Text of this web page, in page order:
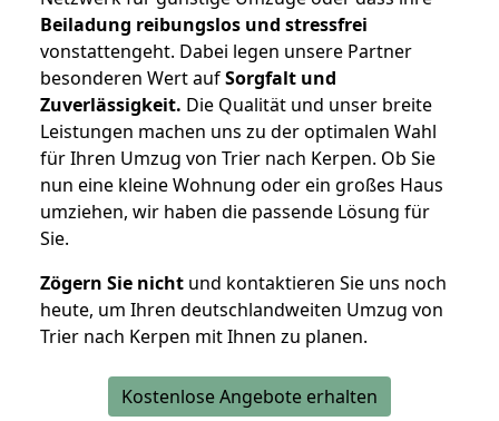
Beiladung reibungslos und stressfrei
vonstattengeht. Dabei legen unsere Partner
besonderen Wert aufSorgfalt und
Zuverlässigkeit. Die Qualität und unser breite
Leistungen machen uns zu der optimalen Wahl
für Ihren Umzug von Trier nach Kerpen. Ob Sie
nun eine kleine Wohnung oder ein großes Haus
umziehen, wir haben die passende Lösung für
Sie.
Zögern Sie nicht und kontaktieren Sie uns noch
heute, um Ihren deutschlandweiten Umzug von
Trier nach Kerpen mit Ihnen zu planen.
Kostenlose Angebote erhalten